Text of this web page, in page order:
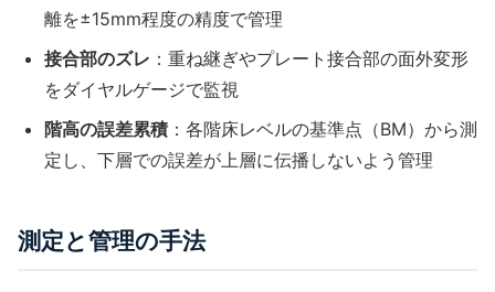
離を±15mm程度の精度で管理
接合部のズレ ： 重ね継ぎやプレート接合部の面外変形
をダイヤルゲージで監視
階高の誤差累積 ：各階床レベルの基準点（BM）から測
定し、下層での誤差が上層に伝播しないよう管理
測定と管理の手法